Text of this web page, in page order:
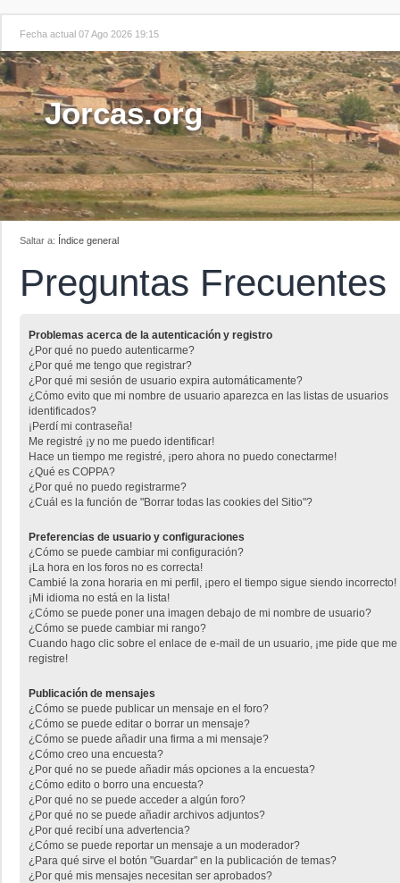
Fecha actual 07 Ago 2026 19:15
Jorcas.org
Saltar a: Índice general
Preguntas Frecuentes
Problemas acerca de la autenticación y registro
¿Por qué no puedo autenticarme?
¿Por qué me tengo que registrar?
¿Por qué mi sesión de usuario expira automáticamente?
¿Cómo evito que mi nombre de usuario aparezca en las listas de usuarios
identificados?
¡Perdí mi contraseña!
Me registré ¡y no me puedo identificar!
Hace un tiempo me registré, ¡pero ahora no puedo conectarme!
¿Qué es COPPA?
¿Por qué no puedo registrarme?
¿Cuál es la función de "Borrar todas las cookies del Sitio"?
Preferencias de usuario y configuraciones
¿Cómo se puede cambiar mi configuración?
¡La hora en los foros no es correcta!
Cambié la zona horaria en mi perfil, ¡pero el tiempo sigue siendo incorrecto!
¡Mi idioma no está en la lista!
¿Cómo se puede poner una imagen debajo de mi nombre de usuario?
¿Cómo se puede cambiar mi rango?
Cuando hago clic sobre el enlace de e-mail de un usuario, ¡me pide que me
registre!
Publicación de mensajes
¿Cómo se puede publicar un mensaje en el foro?
¿Cómo se puede editar o borrar un mensaje?
¿Cómo se puede añadir una firma a mi mensaje?
¿Cómo creo una encuesta?
¿Por qué no se puede añadir más opciones a la encuesta?
¿Cómo edito o borro una encuesta?
¿Por qué no se puede acceder a algún foro?
¿Por qué no se puede añadir archivos adjuntos?
¿Por qué recibí una advertencia?
¿Cómo se puede reportar un mensaje a un moderador?
¿Para qué sirve el botón "Guardar" en la publicación de temas?
¿Por qué mis mensajes necesitan ser aprobados?